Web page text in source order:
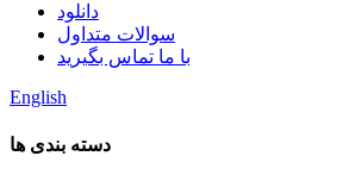
دانلود
سوالات متداول
با ما تماس بگیرید
English
دسته بندی ها